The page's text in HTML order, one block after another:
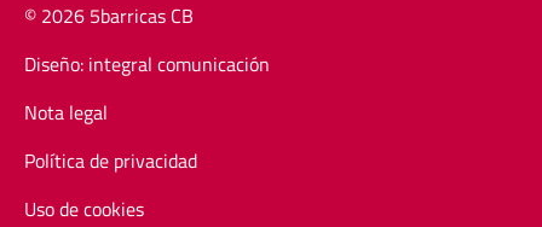
© 2026 5barricas CB
Diseño: integral comunicación
Nota legal
Política de privacidad
Uso de cookies